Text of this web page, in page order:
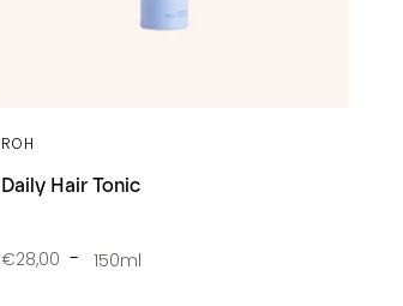
Daily Hair Tonic
ROH
€28,00 150ml